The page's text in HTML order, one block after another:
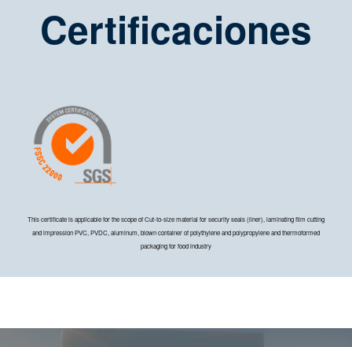
Certificaciones
This certificate is applicable for the scope of Cut-to-size material for security seals (liner), laminating film cutting
and impression PVC, PVDC, aluminum, blown container of polythylene and polypropylene and thermoformed
packaging for food industry